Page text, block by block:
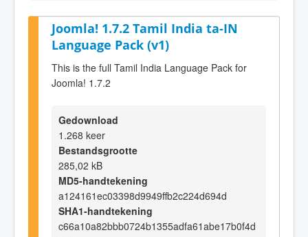
Joomla! 1.7.2 Tamil India ta-IN
Language Pack (v1)
This is the full Tamil India Language Pack for
Joomla! 1.7.2
Gedownload
1.268 keer
Bestandsgrootte
285,02 kB
MD5-handtekening
a124161ec03398d9949ffb2c224d694d
SHA1-handtekening
c66a10a82bbb0724b1355adfa61abe17b0f4d